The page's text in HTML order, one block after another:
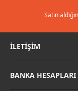
Satın
İLETIŞIM
BANKA HESAPLARI